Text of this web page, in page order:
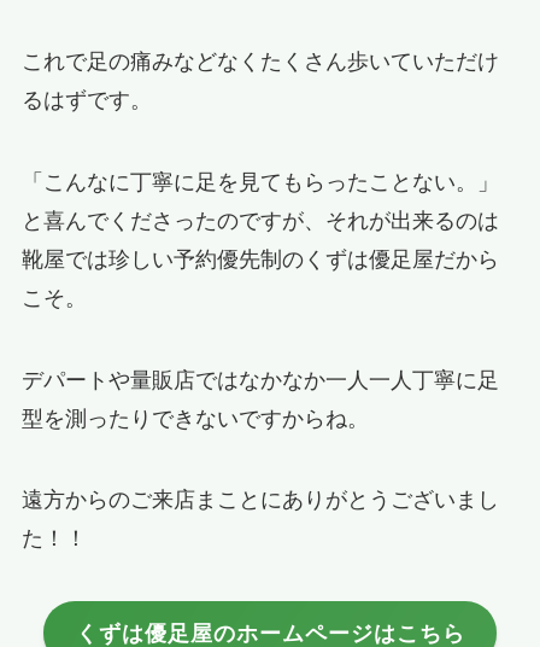
これで足の痛みなどなくたくさん歩いていただけ
るはずです。
「こんなに丁寧に足を見てもらったことない。」
と喜んでくださったのですが、それが出来るのは
靴屋では珍しい予約優先制のくずは優足屋だから
こそ。
デパートや量販店ではなかなか一人一人丁寧に足
型を測ったりできないですからね。
遠方からのご来店まことにありがとうございまし
た！！
くずは優足屋のホームページはこちら